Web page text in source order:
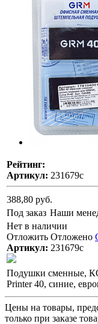
Рейтинг:
Артикул: 231679с
388,80 руб.
Под заказ Наши
Нет в наличии
Отложить Отложено
Артикул: 231679с
Подушки сменные,
Printer 40, синие,
Цены на товары,
только при заказе